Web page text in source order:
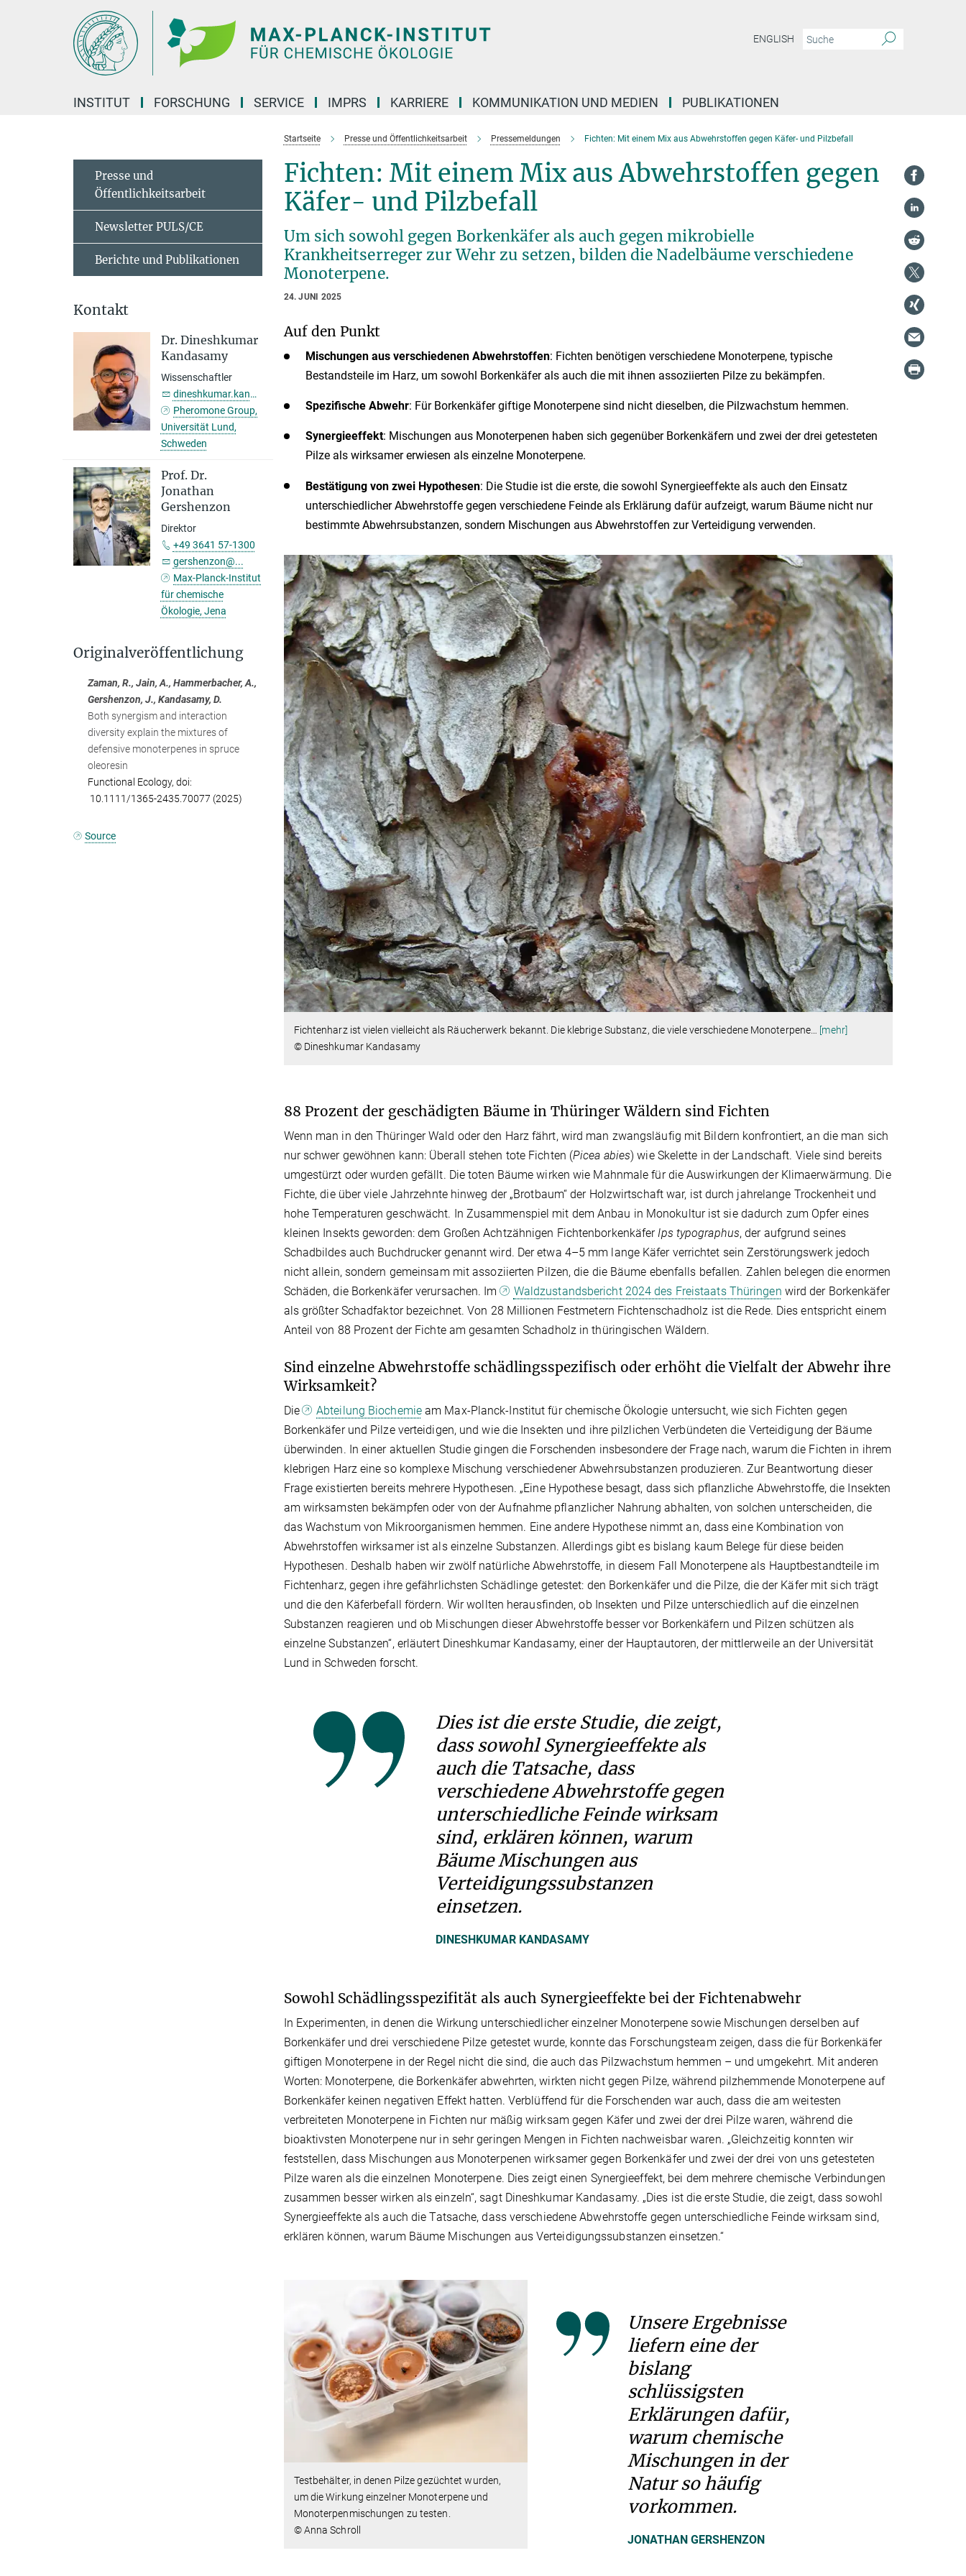
ENGLISH
INSTITUT FORSCHUNG SERVICE IMPRS KARRIERE KOMMUNIKATION UND MEDIEN PUBLIKATIONEN
Startseite Presse und Öffentlichkeitsarbeit Pressemeldungen Fichten: Mit einem Mix aus Abwehrstoffen gegen Käfer- und Pilzbefall
Fichten: Mit einem Mix aus Abwehrstoffen gegen
Käfer- und Pilzbefall
Um sich sowohl gegen Borkenkäfer als auch gegen mikrobielle
Krankheitserreger zur Wehr zu setzen, bilden die Nadelbäume verschiedene
Monoterpene.
24. JUNI 2025
Auf den Punkt
Mischungen aus verschiedenen Abwehrstoffen: Fichten benötigen verschiedene Monoterpene, typische
Bestandsteile im Harz, um sowohl Borkenkäfer als auch die mit ihnen assoziierten Pilze zu bekämpfen.
Spezifische Abwehr: Für Borkenkäfer giftige Monoterpene sind nicht dieselben, die Pilzwachstum hemmen.
Synergieeffekt: Mischungen aus Monoterpenen haben sich gegenüber Borkenkäfern und zwei der drei getesteten
Pilze als wirksamer erwiesen als einzelne Monoterpene.
Bestätigung von zwei Hypothesen: Die Studie ist die erste, die sowohl Synergieeffekte als auch den Einsatz
unterschiedlicher Abwehrstoffe gegen verschiedene Feinde als Erklärung dafür aufzeigt, warum Bäume nicht nur
bestimmte Abwehrsubstanzen, sondern Mischungen aus Abwehrstoffen zur Verteidigung verwenden.
Fichtenharz ist vielen vielleicht als Räucherwerk bekannt. Die klebrige Substanz, die viele verschiedene Monoterpene
[mehr]
© Dineshkumar Kandasamy
88 Prozent der geschädigten Bäume in Thüringer Wäldern sind Fichten
Wenn man in den Thüringer Wald oder den Harz fährt, wird man zwangsläufig mit Bildern konfrontiert, an die man sich
nur schwer gewöhnen kann: Überall stehen tote Fichten (Picea abies) wie Skelette in der Landschaft. Viele sind bereits
umgestürzt oder wurden gefällt. Die toten Bäume wirken wie Mahnmale für die Auswirkungen der Klimaerwärmung. Die
Fichte, die über viele Jahrzehnte hinweg der „Brotbaum“ der Holzwirtschaft war, ist durch jahrelange Trockenheit und
hohe Temperaturen geschwächt. In Zusammenspiel mit dem Anbau in Monokultur ist sie dadurch zum Opfer eines
kleinen Insekts geworden: dem Großen Achtzähnigen FichtenborkenkäferIps typographus, der aufgrund seines
Schadbildes auch Buchdrucker genannt wird. Der etwa 4–5 mm lange Käfer verrichtet sein Zerstörungswerk jedoch
nicht allein, sondern gemeinsam mit assoziierten Pilzen, die die Bäume ebenfalls befallen. Zahlen belegen die enormen
Schäden, die Borkenkäfer verursachen. Im
Waldzustandsbericht 2024 des Freistaats Thüringen wird der Borkenkäfer
als größter Schadfaktor bezeichnet. Von 28 Millionen Festmetern Fichtenschadholz ist die Rede. Dies entspricht einem
Anteil von 88 Prozent der Fichte am gesamten Schadholz in thüringischen Wäldern.
Sind einzelne Abwehrstoffe schädlingsspezifisch oder erhöht die Vielfalt der Abwehr ihre
Wirksamkeit?
Die Abteilung Biochemieam Max-Planck-Institut für chemische Ökologie untersucht, wie sich Fichten gegen
Borkenkäfer und Pilze verteidigen, und wie die Insekten und ihre pilzlichen Verbündeten die Verteidigung der Bäume
überwinden. In einer aktuellen Studie gingen die Forschenden insbesondere der Frage nach, warum die Fichten in ihrem
klebrigen Harz eine so komplexe Mischung verschiedener Abwehrsubstanzen produzieren. Zur Beantwortung dieser
Frage existierten bereits mehrere Hypothesen. „Eine Hypothese besagt, dass sich pflanzliche Abwehrstoffe, die Insekten
am wirksamsten bekämpfen oder von der Aufnahme pflanzlicher Nahrung abhalten, von solchen unterscheiden, die
das Wachstum von Mikroorganismen hemmen. Eine andere Hypothese nimmt an, dass eine Kombination von
Abwehrstoffen wirksamer ist als einzelne Substanzen. Allerdings gibt es bislang kaum Belege für diese beiden
Hypothesen. Deshalb haben wir zwölf natürliche Abwehrstoffe, in diesem Fall Monoterpene als Hauptbestandteile im
Fichtenharz, gegen ihre gefährlichsten Schädlinge getestet: den Borkenkäfer und die Pilze, die der Käfer mit sich trägt
und die den Käferbefall fördern. Wir wollten herausfinden, ob Insekten und Pilze unterschiedlich auf die einzelnen
Substanzen reagieren und ob Mischungen dieser Abwehrstoffe besser vor Borkenkäfern und Pilzen schützen als
einzelne Substanzen“, erläutert Dineshkumar Kandasamy, einer der Hauptautoren, der mittlerweile an der Universität
Lund in Schweden forscht.
Dies ist die erste Studie, die zeigt,
dass sowohl Synergieeffekte als
auch die Tatsache, dass
verschiedene Abwehrstoffe gegen
unterschiedliche Feinde wirksam
sind, erklären können, warum
Bäume Mischungen aus
Verteidigungssubstanzen
einsetzen.
DINESHKUMAR KANDASAMY
Sowohl Schädlingsspezifität als auch Synergieeffekte bei der Fichtenabwehr
In Experimenten, in denen die Wirkung unterschiedlicher einzelner Monoterpene sowie Mischungen derselben auf
Borkenkäfer und drei verschiedene Pilze getestet wurde, konnte das Forschungsteam zeigen, dass die für Borkenkäfer
giftigen Monoterpene in der Regel nicht die sind, die auch das Pilzwachstum hemmen – und umgekehrt. Mit anderen
Worten: Monoterpene, die Borkenkäfer abwehrten, wirkten nicht gegen Pilze, während pilzhemmende Monoterpene auf
Borkenkäfer keinen negativen Effekt hatten. Verblüffend für die Forschenden war auch, dass die am weitesten
verbreiteten Monoterpene in Fichten nur mäßig wirksam gegen Käfer und zwei der drei Pilze waren, während die
bioaktivsten Monoterpene nur in sehr geringen Mengen in Fichten nachweisbar waren. „Gleichzeitig konnten wir
feststellen, dass Mischungen aus Monoterpenen wirksamer gegen Borkenkäfer und zwei der drei von uns getesteten
Pilze waren als die einzelnen Monoterpene. Dies zeigt einen Synergieeffekt, bei dem mehrere chemische Verbindungen
zusammen besser wirken als einzeln“, sagt Dineshkumar Kandasamy. „Dies ist die erste Studie, die zeigt, dass sowohl
Synergieeffekte als auch die Tatsache, dass verschiedene Abwehrstoffe gegen unterschiedliche Feinde wirksam sind,
erklären können, warum Bäume Mischungen aus Verteidigungssubstanzen einsetzen.“
Testbehälter, in denen Pilze gezüchtet wurden,
um die Wirkung einzelner Monoterpene und
Monoterpenmischungen zu testen.
© Anna Schroll
Unsere Ergebnisse
liefern eine der
bislang
schlüssigsten
Erklärungen dafür,
warum chemische
Mischungen in der
Natur so häufig
vorkommen.
JONATHAN GERSHENZON
Presse und
Öffentlichkeitsarbeit
Newsletter PULS/CE
Berichte und Publikationen
Kontakt
Dr. Dineshkumar
Kandasamy
Wissenschaftler
dineshkumar.kandasamy@...
Pheromone Group,
Universität Lund,
Schweden
Prof. Dr.
Jonathan
Gershenzon
Direktor
+49 3641 57-1300
gershenzon@...
Max-Planck-Institut
für chemische
Ökologie, Jena
Originalveröffentlichung
Zaman, R., Jain, A., Hammerbacher, A.,
Gershenzon, J., Kandasamy, D.
Both synergism and interaction
diversity explain the mixtures of
defensive monoterpenes in spruce
oleoresin
Functional Ecology, doi:
10.1111/1365-2435.70077 (2025)
Source